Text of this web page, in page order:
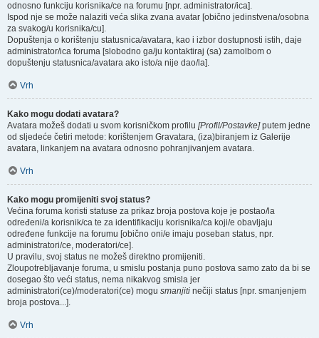
odnosno funkciju korisnika/ce na forumu [npr. administrator/ica].
Ispod nje se može nalaziti veća slika zvana avatar [obično jedinstvena/osobna
za svakog/u korisnika/cu].
Dopuštenja o korištenju statusnica/avatara, kao i izbor dostupnosti istih, daje
administrator/ica foruma [slobodno ga/ju kontaktiraj (sa) zamolbom o
dopuštenju statusnica/avatara ako isto/a nije dao/la].
Vrh
Kako mogu dodati avatara?
Avatara možeš dodati u svom korisničkom profilu [Profil/Postavke]putem jedne
od sljedeće četiri metode: korištenjem Gravatara, (iza)biranjem iz Galerije
avatara, linkanjem na avatara odnosno pohranjivanjem avatara.
Vrh
Kako mogu promijeniti svoj status?
Većina foruma koristi statuse za prikaz broja postova koje je postao/la
određeni/a korisnik/ca te za identifikaciju korisnika/ca koji/e obavljaju
određene funkcije na forumu [obično oni/e imaju poseban status, npr.
administratori/ce, moderatori/ce].
U pravilu, svoj status ne možeš direktno promijeniti.
Zloupotrebljavanje foruma, u smislu postanja puno postova samo zato da bi se
dosegao što veći status, nema nikakvog smisla jer
administratori(ce)/moderatori(ce) mogu smanjiti nečiji status [npr. smanjenjem
broja postova...].
Vrh